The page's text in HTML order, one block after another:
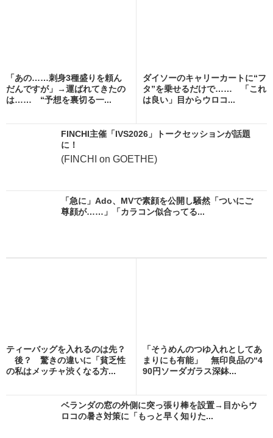
「あの……刺身3種盛りを頼ん
だんですが」→運ばれてきたの
は…… “予想を裏切る一...
ダイソーのキャリーカートに“フ
タ”を乗せるだけで…… 「これ
は良い」目からウロコ...
FINCHI主催「IVS2026」トークセッションが話題
に！
(FINCHI on GOETHE)
「急に」Ado、MVで素顔を公開し騒然「ついにご
尊顔が……」「カラコン似合ってる...
ティーバッグを入れるのは先？
後？ 驚きの違いに「貧乏性
の私はメッチャ渋くなる方...
「そうめんのつゆ入れとしてあ
まりにも有能」 無印良品の“4
90円ソーダガラス深鉢...
ベランダの窓の外側に突っ張り棒を設置→目からウ
ロコの暑さ対策に「もっと早く知りた...